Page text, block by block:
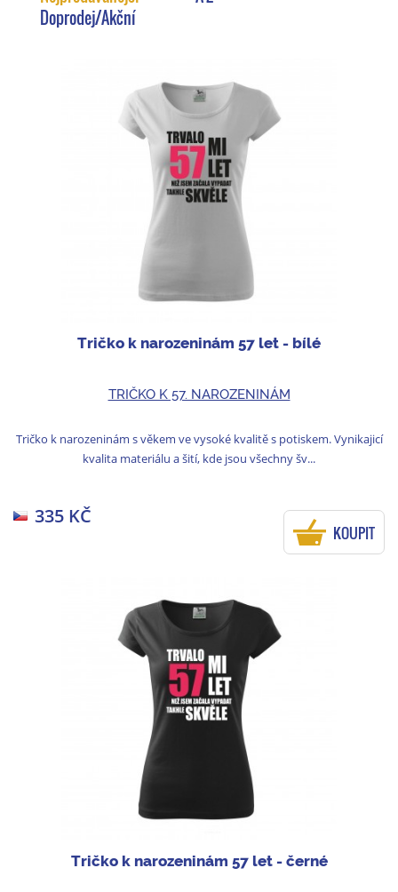
Doprodej/Akční
Tričko k narozeninám 57 let - bílé
TRIČKO K 57. NAROZENINÁM
Tričko k narozeninám s věkem ve vysoké kvalitě s potiskem. Vynikajicí
kvalita materiálu a šití, kde jsou všechny šv...
335 KČ
KOUPIT
Tričko k narozeninám 57 let - černé